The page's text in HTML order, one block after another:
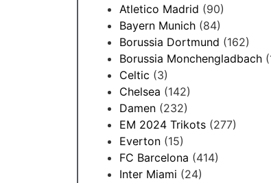
Atletico Madrid (90)
Bayern Munich (84)
Borussia Dortmund (162)
Borussia Monchengladbach
Celtic (3)
Chelsea (142)
Damen (232)
EM 2024 Trikots (277)
Everton (15)
FC Barcelona (414)
Inter Miami (24)